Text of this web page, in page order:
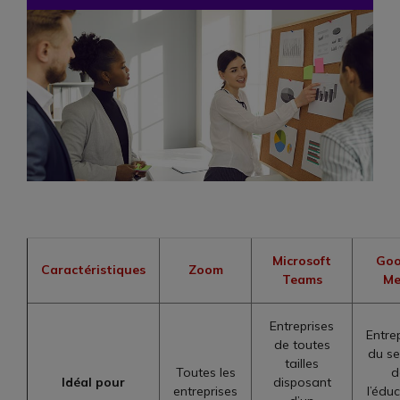
Caractéristiques Zoom
Microsoft
Teams
Idéal pour
Toutes les
entreprises
Entreprises
de toutes
tailles
disposant
du